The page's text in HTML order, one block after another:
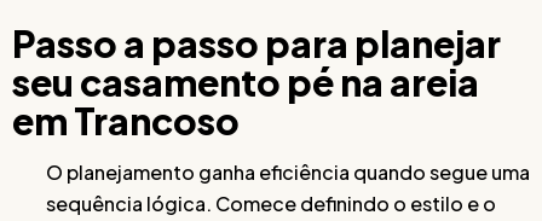
Passo a passo para planejar
seu casamento pé na areia
em Trancoso
O planejamento ganha eficiência quando segue uma
sequência lógica. Comece definindo o estilo e o